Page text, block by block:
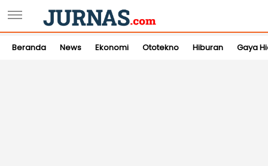
Beranda News Ekonomi Ototekno Hiburan Gaya